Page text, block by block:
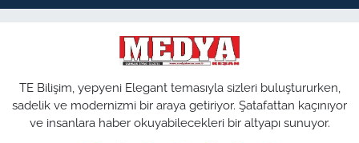
TE Bilişim, yepyeni Elegant temasıyla sizleri buluştururken,
sadelik ve modernizmi bir araya getiriyor. Şatafattan kaçınıyor
ve insanlara haber okuyabilecekleri bir altyapı sunuyor.